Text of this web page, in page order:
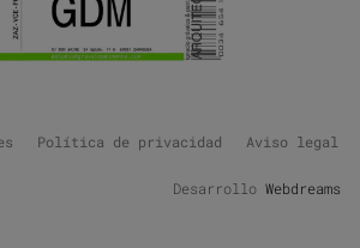
Política de privacidad Aviso legal
Desarrollo Webdreams